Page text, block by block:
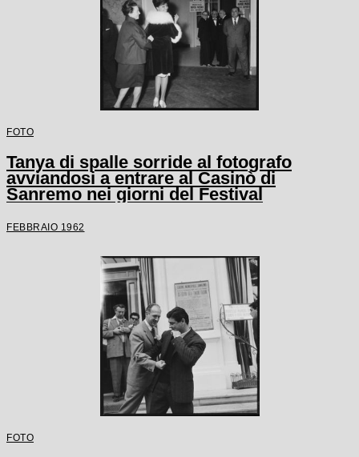
FOTO
Tanya di spalle sorride al fotografo
avviandosi a entrare al Casinò di
Sanremo nei giorni del Festival
FEBBRAIO 1962
FOTO